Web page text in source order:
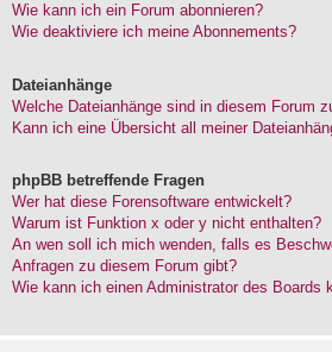
Wie kann ich ein Forum abonnieren?
Wie deaktiviere ich meine Abonnements?
Dateianhänge
Welche Dateianhänge sind in diesem Forum
Kann ich eine Übersicht all meiner
phpBB betreffende Fragen
Wer hat diese Forensoftware entwickelt?
Warum ist Funktion x oder y nicht enthalten?
An wen soll ich mich wenden, falls es
Anfragen zu diesem Forum gibt?
Wie kann ich einen Administrator des Boards